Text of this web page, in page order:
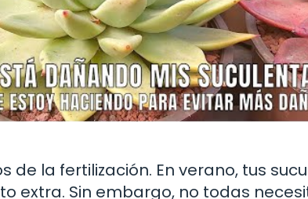
de la fertilización. En verano, tus
extra. Sin embargo, no todas